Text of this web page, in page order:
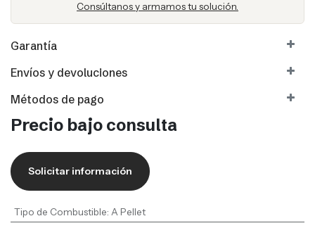
Consúltanos y armamos tu solución.
Garantía
Envíos y devoluciones
Métodos de pago
Precio bajo consulta
Solicitar información
Tipo de Combustible: A Pellet